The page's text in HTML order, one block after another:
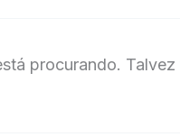
procurando.